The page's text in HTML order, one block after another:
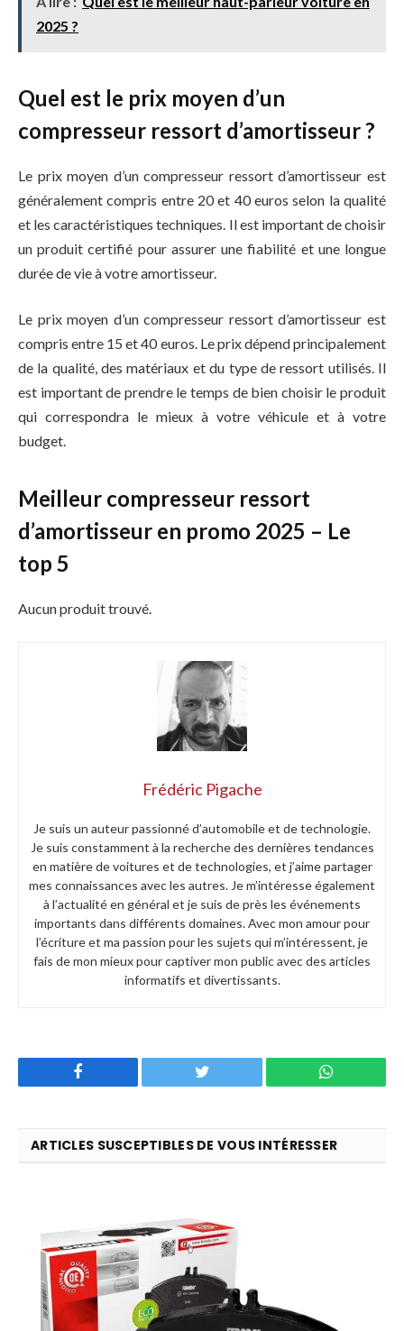
2025 ?
Quel est le prix moyen d’un
compresseur ressort d’amortisseur ?
Le prix moyen d’un compresseur ressort d’amortisseur est
généralement compris entre 20 et 40 euros selon la qualité
et les caractéristiques techniques. Il est important de choisir
un produit certifié pour assurer une fiabilité et une longue
durée de vie à votre amortisseur.
Le prix moyen d’un compresseur ressort d’amortisseur est
compris entre 15 et 40 euros. Le prix dépend principalement
de la qualité, des matériaux et du type de ressort utilisés. Il
est important de prendre le temps de bien choisir le produit
qui correspondra le mieux à votre véhicule et à votre
budget.
Meilleur compresseur ressort
d’amortisseur en promo 2025 – Le
top 5
Aucun produit trouvé.
Frédéric Pigache
Je suis un auteur passionné d’automobile et de technologie.
Je suis constamment à la recherche des dernières tendances
en matière de voitures et de technologies, et j’aime partager
mes connaissances avec les autres. Je m’intéresse également
à l’actualité en général et je suis de près les événements
importants dans différents domaines. Avec mon amour pour
l’écriture et ma passion pour les sujets qui m’intéressent, je
fais de mon mieux pour captiver mon public avec des articles
informatifs et divertissants.
Twitter WhatsApp
ARTICLES SUSCEPTIBLES DE VOUS INTÉRESSER